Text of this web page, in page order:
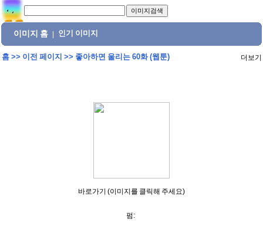
이미지 홈 인기 이미지
홈>> 이전 페이지 >> 좋아하면 울리는 60화 (웹툰) 더보기
바로가기 (이미지를 클릭해 주세요)
펌: